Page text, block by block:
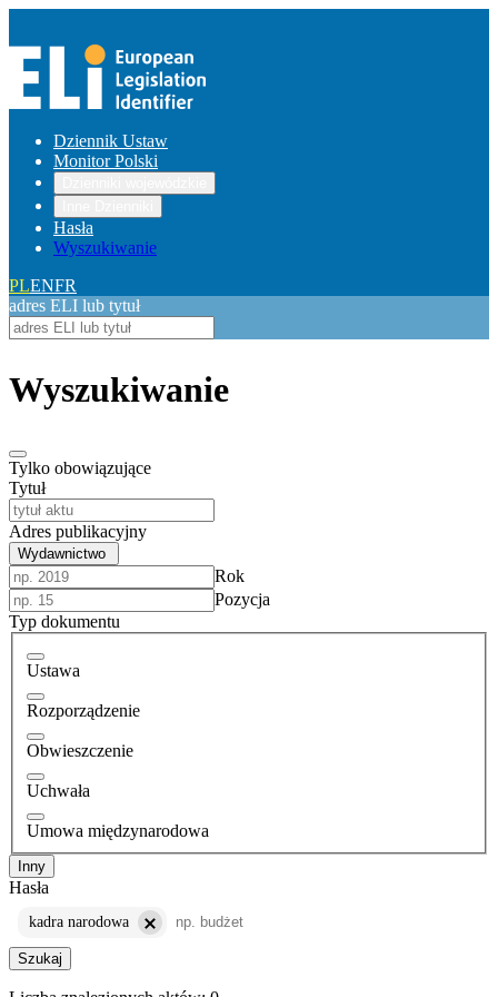
Dziennik Ustaw
Monitor Polski
Hasła
Wyszukiwanie
PLENFR
adres ELI lub tytuł
Wyszukiwanie
Tylko obowiązujące
Tytuł
Adres publikacyjny
Wydawnictwo
Rok
Pozycja
Typ dokumentu
Ustawa
Rozporządzenie
Obwieszczenie
Uchwała
Umowa międzynarodowa
Inny
Hasła
kadra narodowa
Szukaj